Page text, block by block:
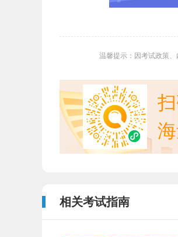
温馨提示：因考试政策
相关考试指南